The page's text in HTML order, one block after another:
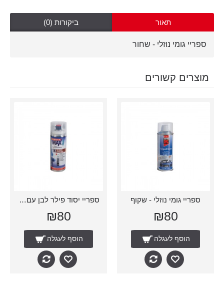
תאור ביקורות (0)
ספריי גומי נוזלי - שחור
מוצרים קשורים
ספריי גומי נוזלי - שקוף
₪80
הוסף לעגלה
ספריי יסוד פילר לבן עם ראש מתכוונן
₪80
הוסף לעגלה